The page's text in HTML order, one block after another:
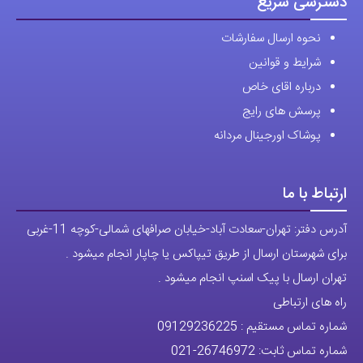
انتخاب
نحوه ارسال سفارشات
شرایط و قوانین
درباره اقای خاص
پرسش های رایج
پوشاک اورجینال مردانه
ارتباط با ما
آدرس دفتر: تهران-سعادت آباد-خیابان صرافهای شمالی-کوچه 11-غربی
برای شهرستان ارسال از طریق تیپاکس یا چاپار انجام میشود .
تهران ارسال با پیک اسنپ انجام میشود .
راه های ارتباطی
شماره تماس مستقیم : 09129236225
شماره تماس ثابت: 26746972
-021